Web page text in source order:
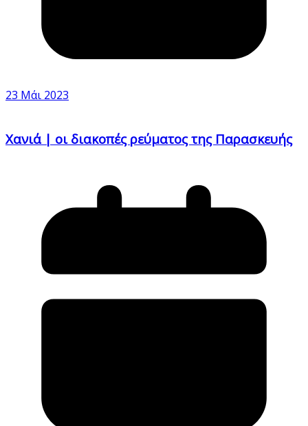
23 Μάι 2023
Χανιά | οι διακοπές ρεύματος της Παρασκευής